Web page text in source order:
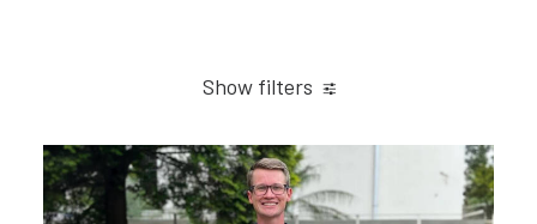
Show filters